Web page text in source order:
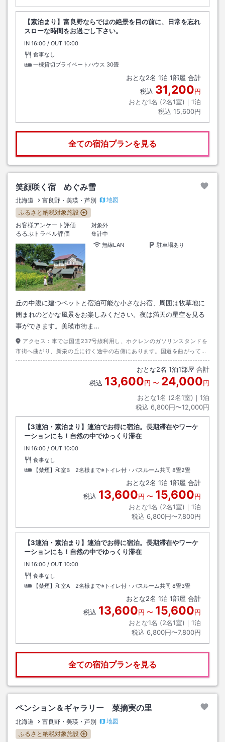
【素泊まり】富良野ならではの絶景を目の前に、日常を忘れ
スローな時間をお過ごし下さい。
IN チェックイン
16:00 / OUT チェックアウト
10:00
食事なし
一棟貸切プライベートハウス 30畳
おとな2名 1泊 1部屋 合計
税込 31,200円
おとな1名 (2名1室)｜ 1泊
税込 15,600円
全ての宿泊プランを見る
笑顔咲く宿 めぐみ雪
北海道 富良野・美瑛・芦別
地図
ふるさと納税対象施設
お客様アンケート評価
対象外
るるぶトラベル評価
集計中
無線LAN
駐車場あり
丘の中腹に建つペットと宿泊可能な小さなお宿、周囲は牧草地に
囲まれのどかな風景をお楽しみください。夜は満天の星空を見る
事ができます。美瑛市街ま…
アクセス： 車では国道237号線利用し、ホクレンのガソリンスタンドを
市街へ曲がり、新栄の丘に行く途中の右側にあります。国道を曲がって5
分程です。Map code:349-850-213℡0166-92-0305
おとな2名 1泊1部屋 合計
税込 13,600円 〜 24,000円
おとな1名 (2名1室)｜ 1泊
税込 6,800円〜12,000円
【3連泊・素泊まり】連泊でお得に宿泊。長期滞在やワーケ
ーションにも！自然の中でゆっくり滞在
IN チェックイン
16:00 / OUT チェックアウト
10:00
食事なし
【禁煙】和室B 2名様まで※トイレ付・バスルーム共同 8畳2畳
おとな2名 1泊 1部屋 合計
税込 13,600円 〜 15,600円
おとな1名 (2名1室)｜ 1泊
税込 6,800円〜7,800円
【3連泊・素泊まり】連泊でお得に宿泊。長期滞在やワーケ
ーションにも！自然の中でゆっくり滞在
IN チェックイン
16:00 / OUT チェックアウト
10:00
食事なし
【禁煙】和室A 2名様まで※トイレ付・バスルーム共同 8畳3畳
おとな2名 1泊 1部屋 合計
税込 13,600円 〜 15,600円
おとな1名 (2名1室)｜ 1泊
税込 6,800円〜7,800円
全ての宿泊プランを見る
ペンション＆ギャラリー 菜摘実の里
北海道 富良野・美瑛・芦別
地図
ふるさと納税対象施設